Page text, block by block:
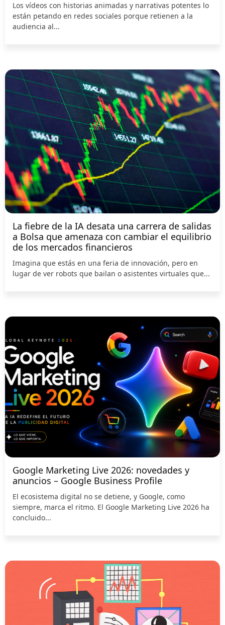
Los vídeos con historias animadas y narrativas potentes lo
están petando en redes sociales porque retienen a la
audiencia al...
La fiebre de la IA desata una carrera de salidas
a Bolsa que amenaza con cambiar el equilibrio
de los mercados financieros
Imagina que estás en una feria de innovación, pero en
lugar de ver robots que bailan o asistentes virtuales que...
Google Marketing Live 2026: novedades y
anuncios – Google Business Profile
El ecosistema digital no se detiene, y Google, como
siempre, marca el ritmo. El Google Marketing Live 2026 ha
concluido...